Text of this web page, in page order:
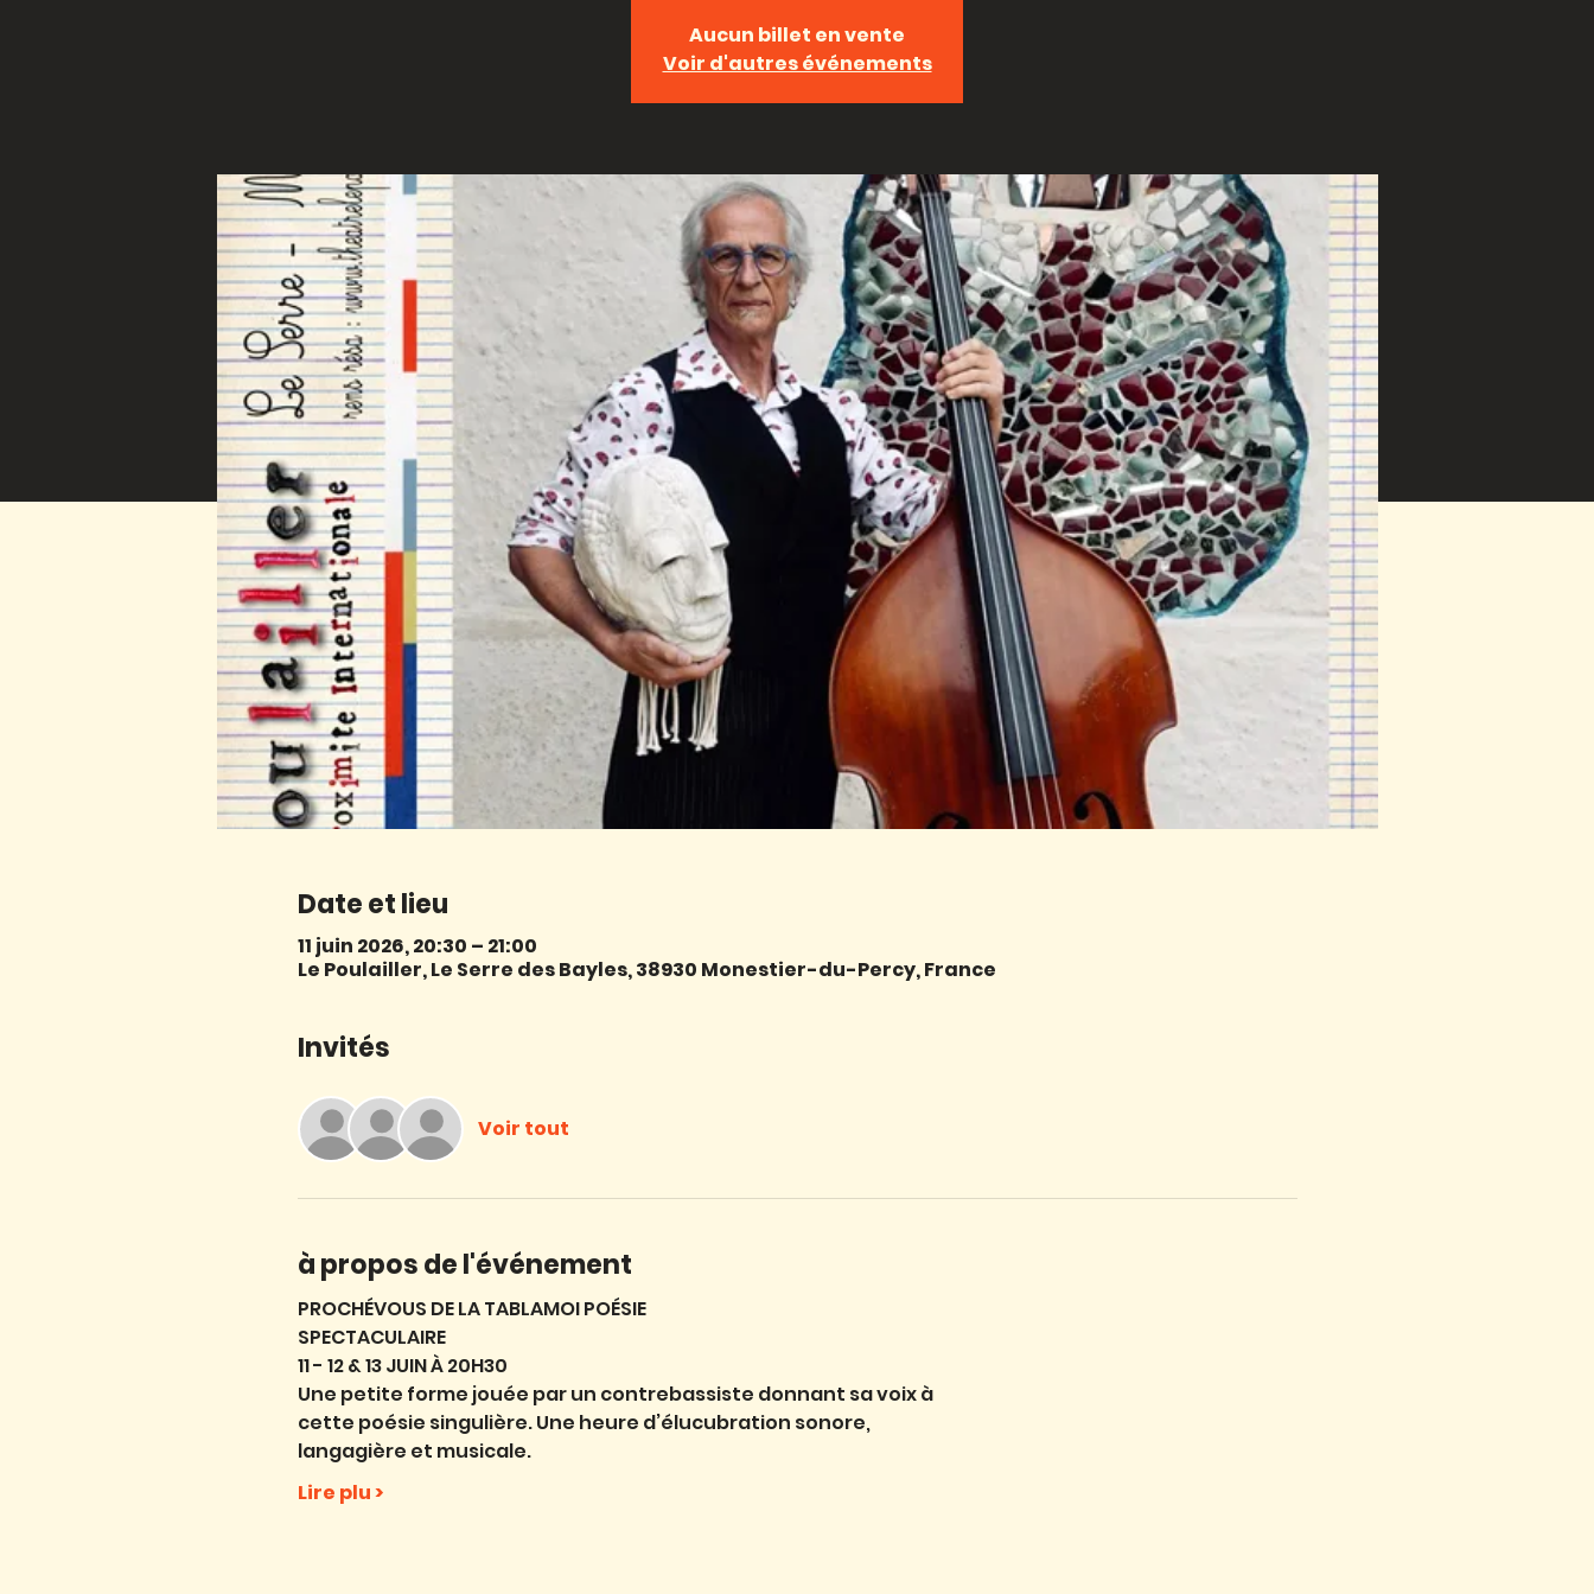
Aucun billet en vente
Voir d'autres événements
Date et lieu
11 juin 2026, 20:30 – 21:00
Le Poulailler, Le Serre des Bayles, 38930 Monestier-du-Percy, France
Invités
Voir tout
à propos de l'événement
PROCHÉVOUS DE LA TABLAMOI POÉSIE
SPECTACULAIRE
11 - 12 & 13 JUIN À 20H30
Une petite forme jouée par un contrebassiste donnant sa voix à
cette poésie singulière. Une heure d’élucubration sonore,
langagière et musicale.
Lire plu >